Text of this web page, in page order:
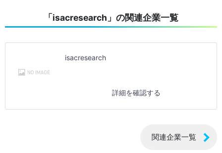
「isacresearch」の関連企業一覧
isacresearch
詳細を確認する
関連企業一覧